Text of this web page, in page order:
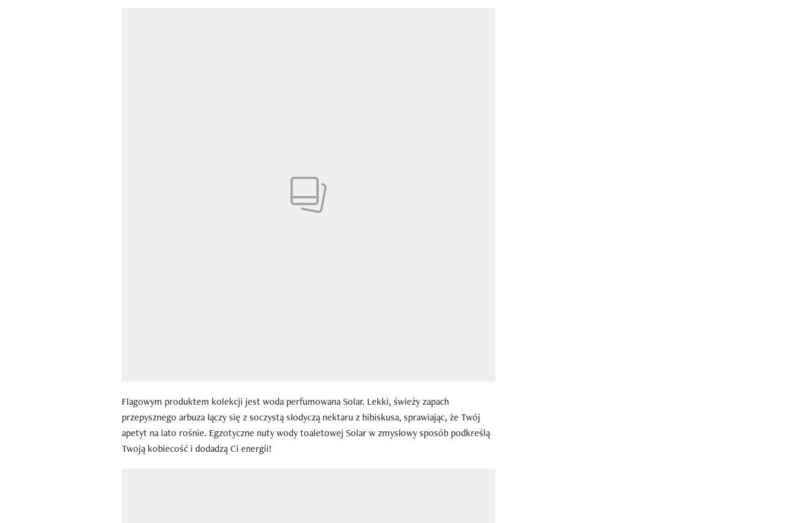
Flagowym produktem kolekcji jest woda perfumowana Solar. Lekki, świeży zapach
przepysznego arbuza łączy się z soczystą słodyczą nektaru z hibiskusa, sprawiając, że Twój
apetyt na lato rośnie. Egzotyczne nuty wody toaletowej Solar w zmysłowy sposób podkreślą
Twoją kobiecość i dodadzą Ci energii!